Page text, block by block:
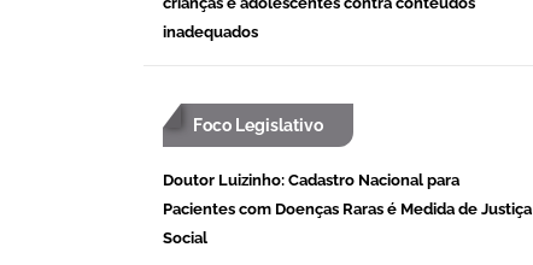
inadequados
Foco Legislativo
Doutor Luizinho: Cadastro Nacional para
Pacientes com Doenças Raras é Medida de Justiça
Social